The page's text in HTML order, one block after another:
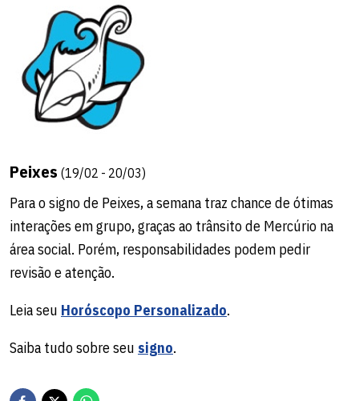
Peixes (19/02 - 20/03)
Para o signo de Peixes, a semana traz chance de ótimas
interações em grupo, graças ao trânsito de Mercúrio na
área social. Porém, responsabilidades podem pedir
revisão e atenção.
Leia seu Horóscopo Personalizado.
Saiba tudo sobre seu signo.